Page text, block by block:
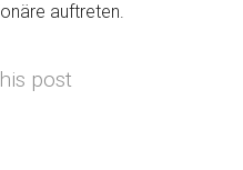
auftreten.
post